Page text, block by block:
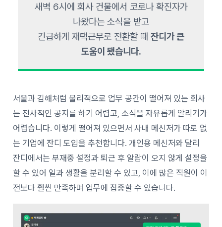
새벽 6시에 회사 건물에서 코로나 확진자가
나왔다는 소식을 받고
긴급하게 재택근무로 전환할 때 잔디가 큰
도움이 됐습니다.
서울과 김해처럼 물리적으로 업무 공간이 떨어져 있는 회사
는 전사적인 공지를 하기 어렵고, 소식을 자유롭게 알리기가
어렵습니다. 이렇게 떨어져 있으면서 사내 메신저가 따로 없
는 기업에 잔디 도입을 추천합니다. 개인용 메신저와 달리
잔디에서는 부재중 설정과 퇴근 후 알람이 오지 않게 설정을
할 수 있어 일과 생활을 분리할 수 있고, 이에 많은 직원이 이
전보다 훨씬 만족하며 업무에 집중할 수 있습니다.